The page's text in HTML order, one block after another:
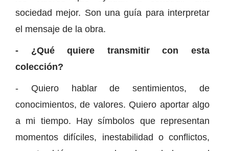
sociedad mejor. Son una guía para interpretar
el mensaje de la obra.
- ¿Qué quiere transmitir con esta
colección?
- Quiero hablar de sentimientos, de
conocimientos, de valores. Quiero aportar algo
a mi tiempo. Hay símbolos que representan
momentos difíciles, inestabilidad o conflictos,